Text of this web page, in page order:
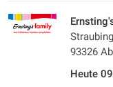
93326
Heute